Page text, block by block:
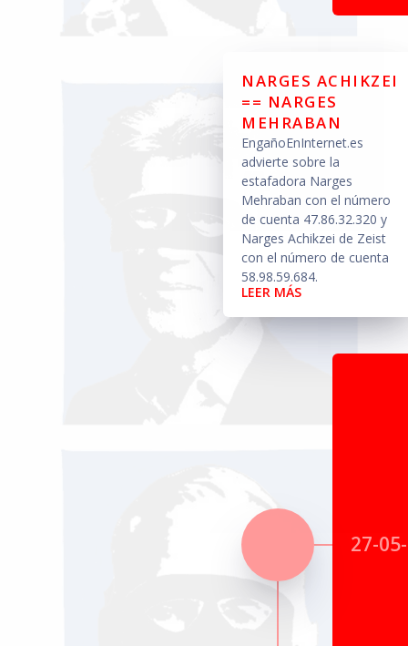
NARGES ACHIKZEI
== NARGES
MEHRABAN
EngañoEnInternet.es
advierte sobre la
estafadora Narges
Mehraban con el número
de cuenta 47.86.32.320 y
Narges Achikzei de Zeist
con el número de cuenta
58.98.59.684.
LEER MÁS
27-